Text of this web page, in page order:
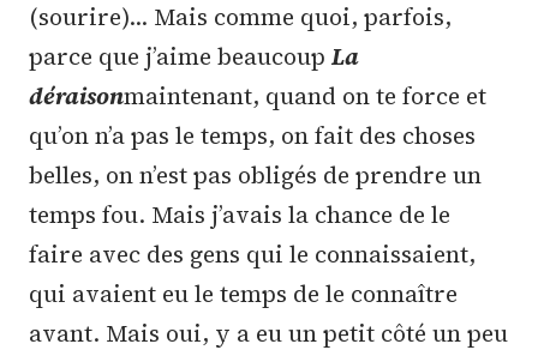
(sourire)… Mais comme quoi, parfois,
parce que j’aime beaucoup La
déraisonmaintenant, quand on te force et
qu’on n’a pas le temps, on fait des choses
belles, on n’est pas obligés de prendre un
temps fou. Mais j’avais la chance de le
faire avec des gens qui le connaissaient,
qui avaient eu le temps de le connaître
avant. Mais oui, y a eu un petit côté un peu